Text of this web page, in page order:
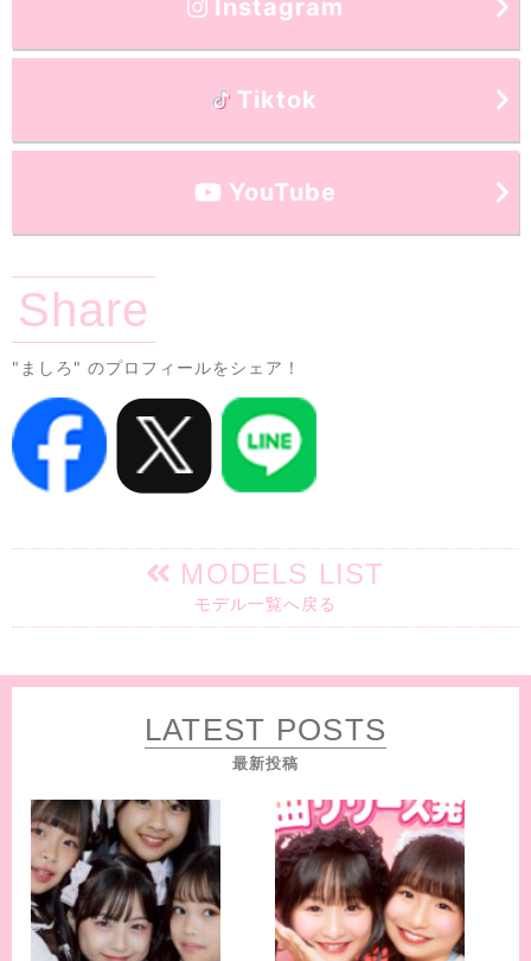
Instagram
Tiktok
YouTube
Share
"ましろ" のプロフィールをシェア！
MODELS LIST
モデル一覧へ戻る
LATEST POSTS
最新投稿